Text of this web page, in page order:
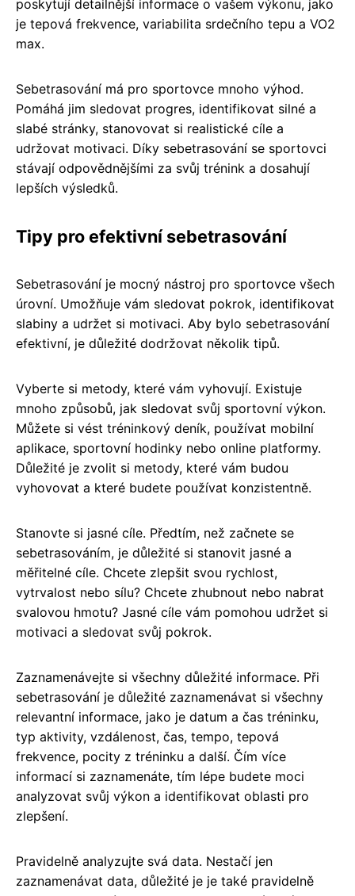
poskytují detailnější informace o vašem výkonu, jako
je tepová frekvence, variabilita srdečního tepu a VO2
max.
Sebetrasování má pro sportovce mnoho výhod.
Pomáhá jim sledovat progres, identifikovat silné a
slabé stránky, stanovovat si realistické cíle a
udržovat motivaci. Díky sebetrasování se sportovci
stávají odpovědnějšími za svůj trénink a dosahují
lepších výsledků.
Tipy pro efektivní sebetrasování
Sebetrasování je mocný nástroj pro sportovce všech
úrovní. Umožňuje vám sledovat pokrok, identifikovat
slabiny a udržet si motivaci. Aby bylo sebetrasování
efektivní, je důležité dodržovat několik tipů.
Vyberte si metody, které vám vyhovují. Existuje
mnoho způsobů, jak sledovat svůj sportovní výkon.
Můžete si vést tréninkový deník, používat mobilní
aplikace, sportovní hodinky nebo online platformy.
Důležité je zvolit si metody, které vám budou
vyhovovat a které budete používat konzistentně.
Stanovte si jasné cíle. Předtím, než začnete se
sebetrasováním, je důležité si stanovit jasné a
měřitelné cíle. Chcete zlepšit svou rychlost,
vytrvalost nebo sílu? Chcete zhubnout nebo nabrat
svalovou hmotu? Jasné cíle vám pomohou udržet si
motivaci a sledovat svůj pokrok.
Zaznamenávejte si všechny důležité informace. Při
sebetrasování je důležité zaznamenávat si všechny
relevantní informace, jako je datum a čas tréninku,
typ aktivity, vzdálenost, čas, tempo, tepová
frekvence, pocity z tréninku a další. Čím více
informací si zaznamenáte, tím lépe budete moci
analyzovat svůj výkon a identifikovat oblasti pro
zlepšení.
Pravidelně analyzujte svá data. Nestačí jen
zaznamenávat data, důležité je je také pravidelně